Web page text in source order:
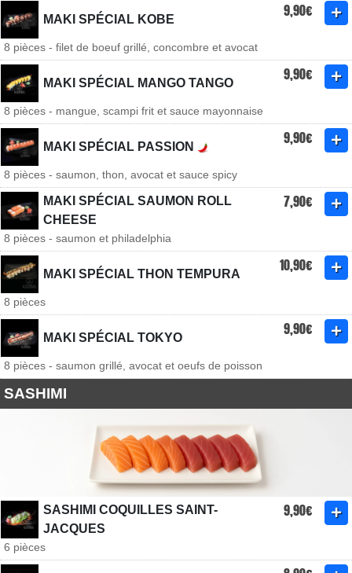
MAKI SPÉCIAL KOBE 9,90€
8 pièces - filet de boeuf grillé, concombre et avocat
MAKI SPÉCIAL MANGO TANGO 9,90€
8 pièces - mangue, scampi frit et sauce mayonnaise
MAKI SPÉCIAL PASSION 9,90€
8 pièces - saumon, thon, avocat et sauce spicy
MAKI SPÉCIAL SAUMON ROLL
CHEESE
7,90€
8 pièces - saumon et philadelphia
MAKI SPÉCIAL THON TEMPURA 10,90€
8 pièces
MAKI SPÉCIAL TOKYO 9,90€
8 pièces - saumon grillé, avocat et oeufs de poisson
SASHIMI
SASHIMI COQUILLES SAINT-
JACQUES
9,90€
6 pièces